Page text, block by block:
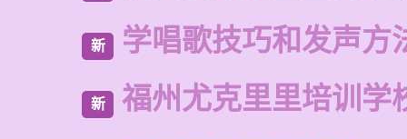
新 学唱歌技巧和发声方
新 福州尤克里里培训学